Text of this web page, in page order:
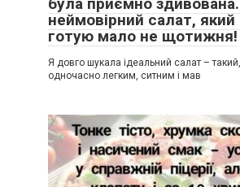
неймовірний салат, який
готую мало не щотижня!
Я довго шукала ідеальний салат –
одночасно легким, ситним і мав